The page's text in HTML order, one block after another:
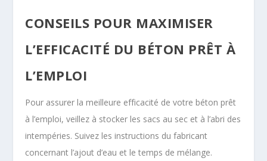
CONSEILS POUR MAXIMISER
L’EFFICACITÉ DU BÉTON PRÊT À
L’EMPLOI
Pour assurer la meilleure efficacité de votre béton prêt
à l’emploi, veillez à stocker les sacs au sec et à l’abri des
intempéries. Suivez les instructions du fabricant
concernant l’ajout d’eau et le temps de mélange.